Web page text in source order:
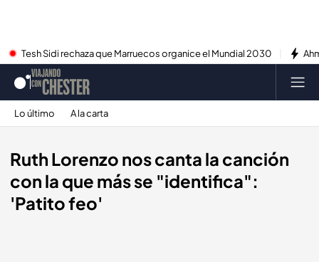
Tesh Sidi rechaza que Marruecos organice el Mundial 2030
Lo último A la carta
Ruth Lorenzo nos canta la canción
con la que más se "identifica":
'Patito feo'